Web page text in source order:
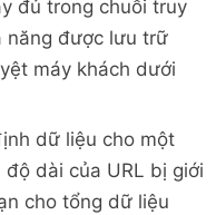
đủ trong chuỗi truy
năng được lưu trữ
máy khách dưới
dữ liệu cho một
dài của URL bị giới
cho tổng dữ liệu